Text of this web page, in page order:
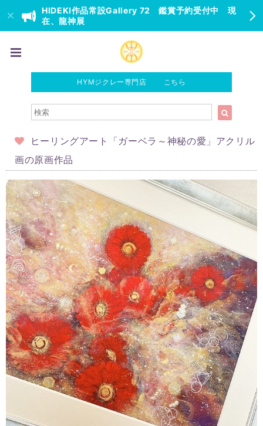
HIDEKI作品常設Gallery 72 鑑賞予約受付中 現
在、龍神展
HYMジクレー専門店 こちら
ヒーリングアート「ガーベラ～神秘の愛」アクリル
画の原画作品